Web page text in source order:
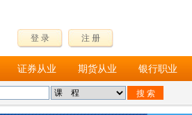
登 录 注 册
证券从业 期货从业 银行职业